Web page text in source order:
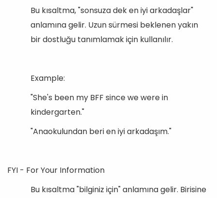
Bu kısaltma, "sonsuza dek en iyi arkadaşlar"
anlamına gelir. Uzun sürmesi beklenen yakın
bir dostluğu tanımlamak için kullanılır.
Example:
"She's been my BFF since we were in
kindergarten."
"Anaokulundan beri en iyi arkadaşım."
FYI - For Your Information
Bu kısaltma "bilginiz için" anlamına gelir. Birisine